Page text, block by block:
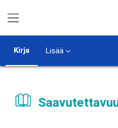
Kirja Lisää